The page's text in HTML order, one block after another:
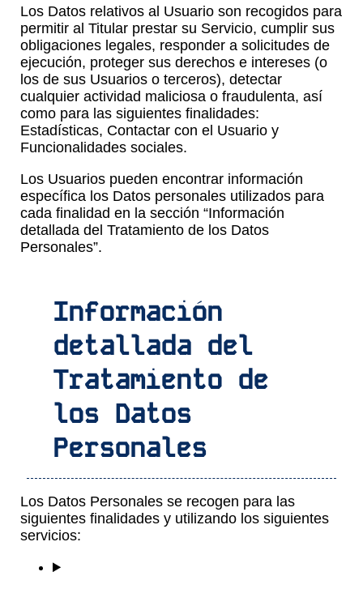
Los Datos relativos al Usuario son recogidos para
permitir al Titular prestar su Servicio, cumplir sus
obligaciones legales, responder a solicitudes de
ejecución, proteger sus derechos e intereses (o
los de sus Usuarios o terceros), detectar
cualquier actividad maliciosa o fraudulenta, así
como para las siguientes finalidades:
Estadísticas, Contactar con el Usuario y
Funcionalidades sociales.
Los Usuarios pueden encontrar información
específica los Datos personales utilizados para
cada finalidad en la sección “Información
detallada del Tratamiento de los Datos
Personales”.
Información
detallada del
Tratamiento de
los Datos
Personales
Los Datos Personales se recogen para las
siguientes finalidades y utilizando los siguientes
servicios: